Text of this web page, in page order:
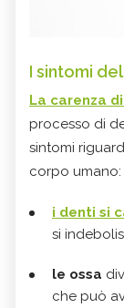
I sintomi
La carenza
processo di
sintomi
corpo umano:
i denti si
si
le ossa
che può